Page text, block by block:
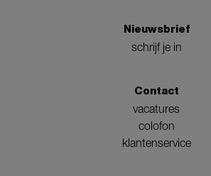
Nieuwsbrief
schrijf je in
Contact
vacatures
colofon
klantenservice